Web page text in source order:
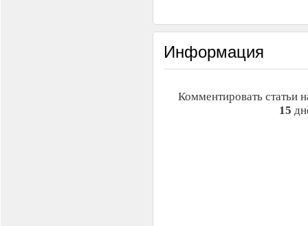
Информация
Комментировать статьи
15